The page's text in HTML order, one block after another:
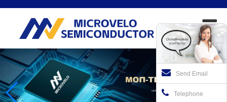
Send Email
Telephone